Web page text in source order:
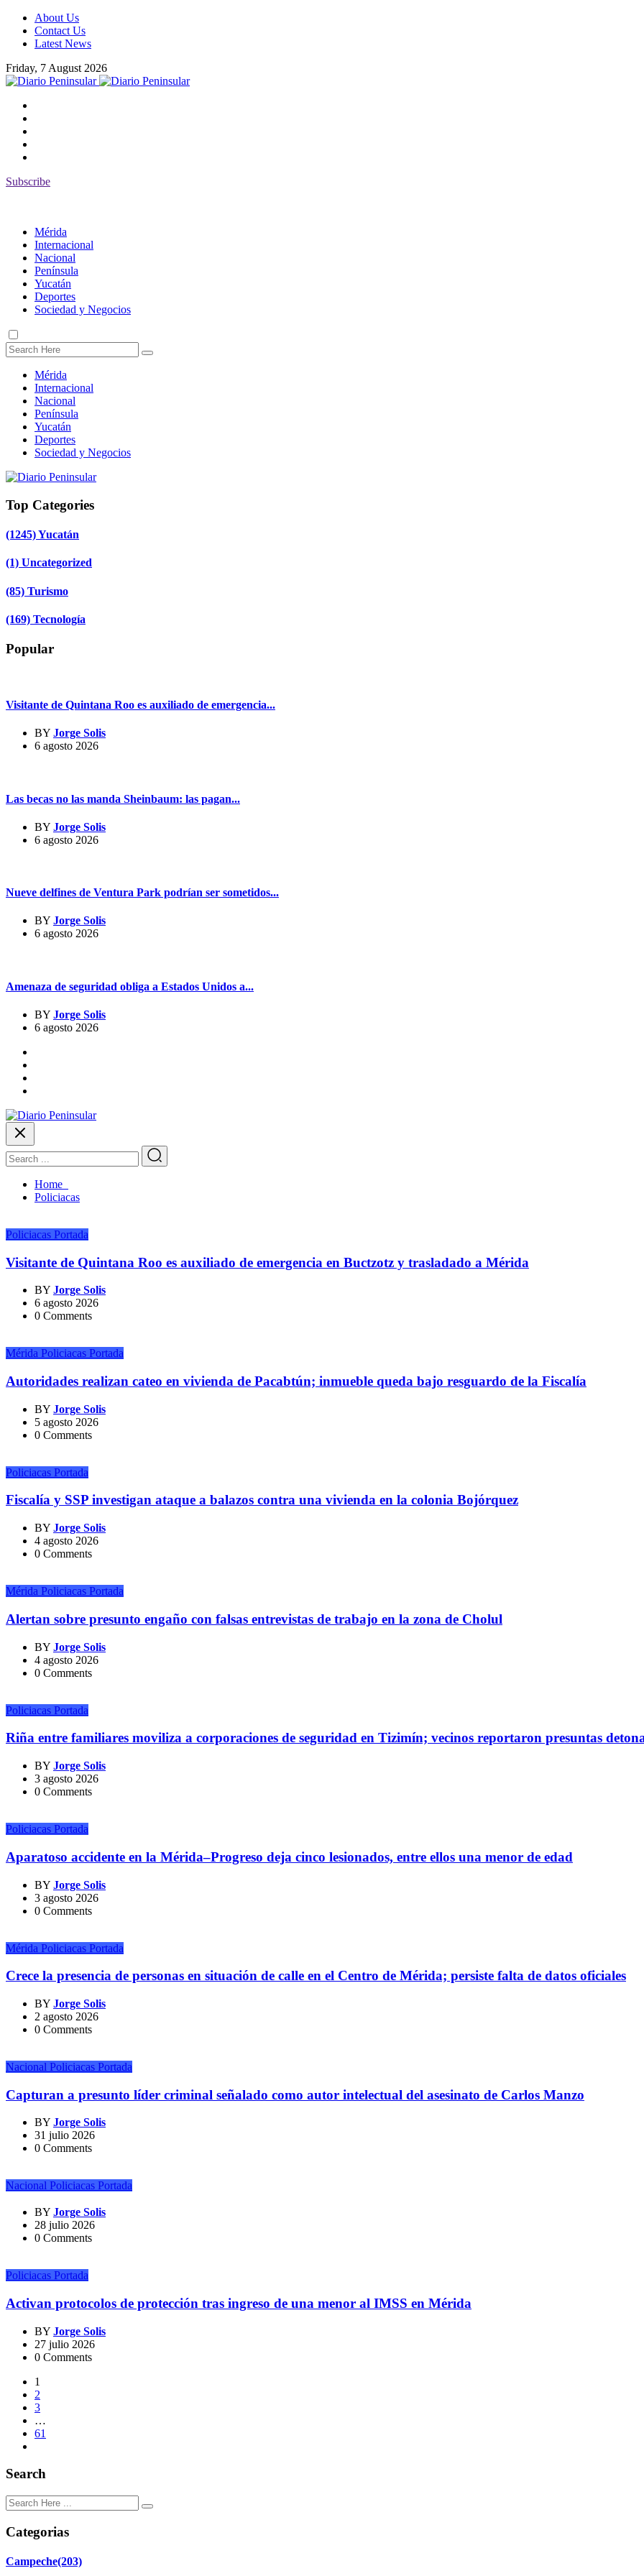
About Us
Contact Us
Latest News
Friday, 7 August 2026
Subscribe
Mérida
Internacional
Nacional
Península
Yucatán
Deportes
Sociedad y Negocios
Mérida
Internacional
Nacional
Península
Yucatán
Deportes
Sociedad y Negocios
Top Categories
(1245)Yucatán
(1) Uncategorized
(85) Turismo
(169) Tecnología
Popular
Visitante de Quintana Roo es auxiliado de emergencia...
BY Jorge Solis
6 agosto 2026
Las becas no las manda Sheinbaum: las pagan...
BY Jorge Solis
6 agosto 2026
Nueve delfines de Ventura Park podrían ser sometidos...
BY Jorge Solis
6 agosto 2026
Amenaza de seguridad obliga a Estados Unidos a...
BY Jorge Solis
6 agosto 2026
Home
Policiacas
Policiacas Portada
Visitante de Quintana Roo es auxiliado de emergencia en Buctzotz y trasladado a Mérida
BY Jorge Solis
6 agosto 2026
0 Comments
Mérida Policiacas Portada
Autoridades realizan cateo en vivienda de Pacabtún; inmueble queda bajo resguardo de la Fiscalía
BY Jorge Solis
5 agosto 2026
0 Comments
Policiacas Portada
Fiscalía y SSP investigan ataque a balazos contra una vivienda en la colonia Bojórquez
BY Jorge Solis
4 agosto 2026
0 Comments
Mérida Policiacas Portada
Alertan sobre presunto engaño con falsas entrevistas de trabajo en la zona de Cholul
BY Jorge Solis
4 agosto 2026
0 Comments
Policiacas Portada
Riña entre familiares moviliza a corporaciones de seguridad en Tizimín; vecinos reportaron presuntas
BY Jorge Solis
3 agosto 2026
0 Comments
Policiacas Portada
Aparatoso accidente en la Mérida–Progreso deja cinco lesionados, entre ellos una menor de edad
BY Jorge Solis
3 agosto 2026
0 Comments
Mérida Policiacas Portada
Crece la presencia de personas en situación de calle en el Centro de Mérida; persiste falta de datos oficiales
BY Jorge Solis
2 agosto 2026
0 Comments
Nacional Policiacas Portada
Capturan a presunto líder criminal señalado como autor intelectual del asesinato de Carlos Manzo
BY Jorge Solis
31 julio 2026
0 Comments
Nacional Policiacas Portada
BY Jorge Solis
28 julio 2026
0 Comments
Policiacas Portada
Activan protocolos de protección tras ingreso de una menor al IMSS en Mérida
BY Jorge Solis
27 julio 2026
0 Comments
1
2
3
…
61
Search
Categorias
Campeche(203)